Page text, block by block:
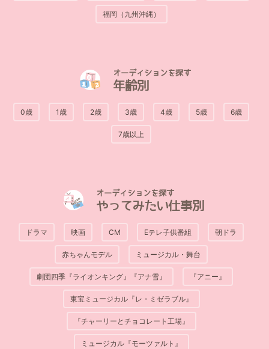
福岡（九州沖縄）
オーディションを探す
年齢別
0歳 1歳 2歳 3歳 4歳 5歳 6歳
7歳以上
オーディションを探す
やってみたい仕事別
ドラマ 映画 CM Eテレ子供番組 朝ドラ
赤ちゃんモデル ミュージカル・舞台
劇団四季『ライオンキング』『アナ雪』 『アニー』
東宝ミュージカル『レ・ミゼラブル』
『チャーリーとチョコレート工場』
ミュージカル『モーツァルト』